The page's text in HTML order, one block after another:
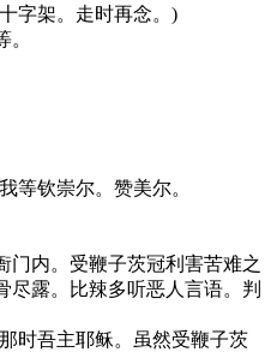
字架。走时再念。)
等钦崇尔。赞美尔。
门内。受鞭子茨冠利害苦难之
尽露。比辣多听恶人言语。判
时吾主耶稣。虽然受鞭子茨